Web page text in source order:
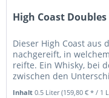
High Coast
Dieser High Coast aus
nachgereift, in
reifte. Ein Whisky, bei
zwischen den
Inhalt0.5 Liter(159,80 € * / 1